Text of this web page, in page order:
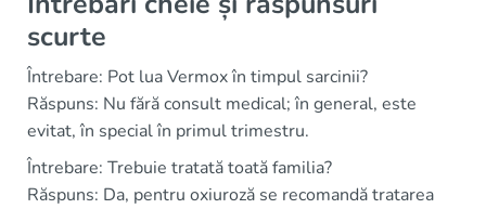
scurte
Întrebare: Pot lua Vermox în timpul sarcinii?
Răspuns: Nu fără consult medical; în general, este
evitat, în special în primul trimestru.
Întrebare: Trebuie tratată toată familia?
Răspuns: Da, pentru oxiuroză se recomandă tratarea